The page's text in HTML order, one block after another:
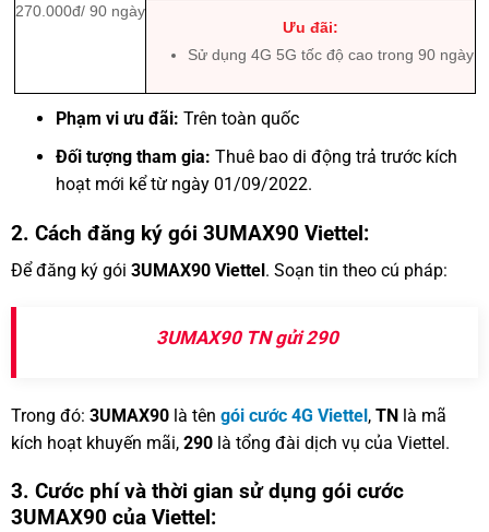
270.000đ/ 90 ngày
Ưu đãi:
Sử dụng 4G 5G tốc độ cao trong 90 ngày
Phạm vi ưu đãi: Trên toàn quốc
Đối tượng tham gia: Thuê bao di động trả trước kích
hoạt mới kể từ ngày 01/09/2022.
2. Cách đăng ký gói 3UMAX90 Viettel:
Để đăng ký gói 3UMAX90 Viettel . Soạn tin theo cú pháp:
3UMAX90 TN gửi 290
Trong đó: 3UMAX90 là tên gói cước 4G Viettel, TN là mã
kích hoạt khuyến mãi, 290 là tổng đài dịch vụ của Viettel.
3. Cước phí và thời gian sử dụng gói cước
3UMAX90 của Viettel: